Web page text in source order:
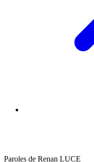
Paroles de Renan LUCE